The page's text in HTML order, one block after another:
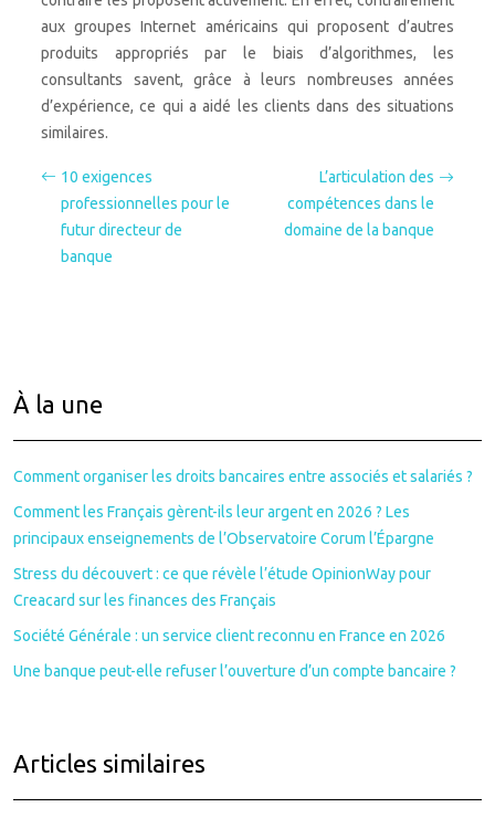
aux groupes Internet américains qui proposent d’autres
produits appropriés par le biais d’algorithmes, les
consultants savent, grâce à leurs nombreuses années
d’expérience, ce qui a aidé les clients dans des situations
similaires.
10 exigences
professionnelles pour le
futur directeur de
banque
L’articulation des
compétences dans le
domaine de la banque
À la une
Comment organiser les droits bancaires entre associés et salariés ?
Comment les Français gèrent-ils leur argent en 2026 ? Les
principaux enseignements de l’Observatoire Corum l’Épargne
Stress du découvert : ce que révèle l’étude OpinionWay pour
Creacard sur les finances des Français
Société Générale : un service client reconnu en France en 2026
Une banque peut-elle refuser l’ouverture d’un compte bancaire ?
Articles similaires